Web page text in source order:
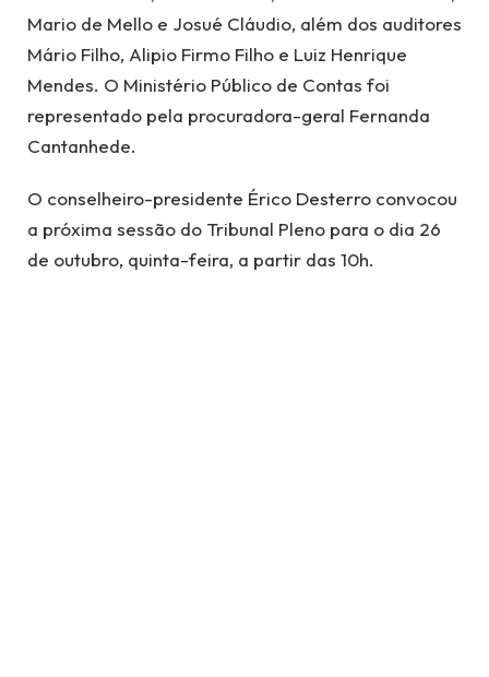
Mario de Mello e Josué Cláudio, além dos auditores
Mário Filho, Alipio Firmo Filho e Luiz Henrique
Mendes. O Ministério Público de Contas foi
representado pela procuradora-geral Fernanda
Cantanhede.
O conselheiro-presidente Érico Desterro convocou
a próxima sessão do Tribunal Pleno para o dia 26
de outubro, quinta-feira, a partir das 10h.